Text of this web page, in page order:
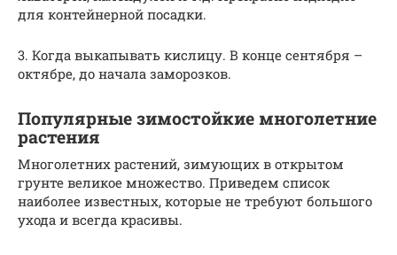
для контейнерной посадки.
3. Когда выкапывать кислицу. В конце сентября –
октябре, до начала заморозков.
Популярные зимостойкие многолетние
растения
Многолетних растений, зимующих в открытом
грунте великое множество. Приведем список
наиболее известных, которые не требуют большого
ухода и всегда красивы.